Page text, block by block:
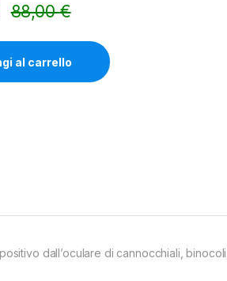
88,00€
al carrello
dall’oculare di cannocchiali, binocoli,